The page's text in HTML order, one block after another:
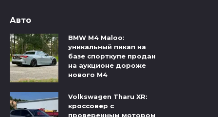
Авто
BMW M4 Maloo:
уникальный пикап на
базе спорткупе продан
на аукционе дороже
нового M4
Volkswagen Tharu XR:
кроссовер с
проверенным мотором